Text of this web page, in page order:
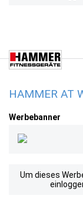
HAMMER AT
Werbebanner
Um dieses